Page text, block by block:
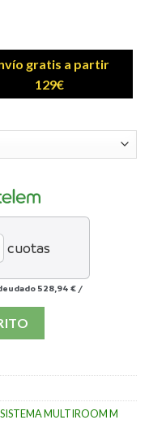
gratis a partir
129€
cuotas
528,94 € /
SISTEMA MULTIROOM M